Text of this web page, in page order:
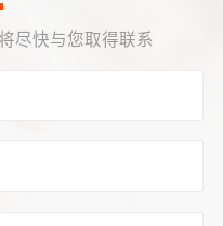
尽快与您取得联系